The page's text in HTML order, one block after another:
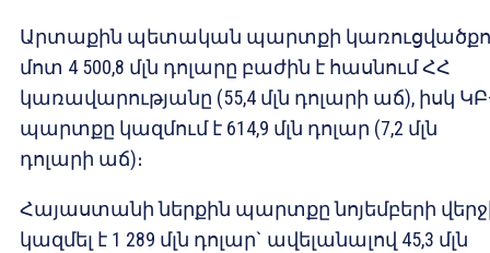
Արտաքին պետական պարտքի
մոտ 4 500,8 մլն դոլարը բաժին է հասնում ՀՀ
կառավարությանը (55,4 մլն դոլարի աճ), իսկ
պարտքը կազմում է 614,9 մլն դոլար (7,2 մլն
դոլարի աճ)։
Հայաստանի ներքին պարտքը նոյեմբերի
կազմել է 1 289 մլն դոլար` ավելանալով 45,3 մլն